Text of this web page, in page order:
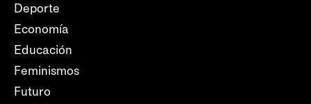
Deporte
Economía
Educación
Feminismos
Futuro